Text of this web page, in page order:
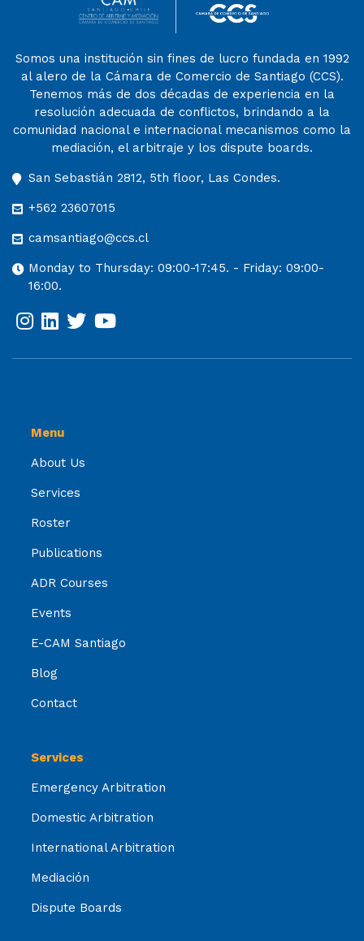
Somos una institución sin fines de lucro fundada en 1992
al alero de la Cámara de Comercio de Santiago (CCS).
Tenemos más de dos décadas de experiencia en la
resolución adecuada de conflictos, brindando a la
comunidad nacional e internacional mecanismos como la
mediación, el arbitraje y los dispute boards.
San Sebastián 2812, 5th floor, Las Condes.
+562 23607015
camsantiago@ccs.cl
Monday to Thursday: 09:00-17:45. - Friday: 09:00-
16:00.
Menu
About Us
Services
Roster
Publications
ADR Courses
Events
E-CAM Santiago
Blog
Contact
Services
Emergency Arbitration
Domestic Arbitration
International Arbitration
Mediación
Dispute Boards